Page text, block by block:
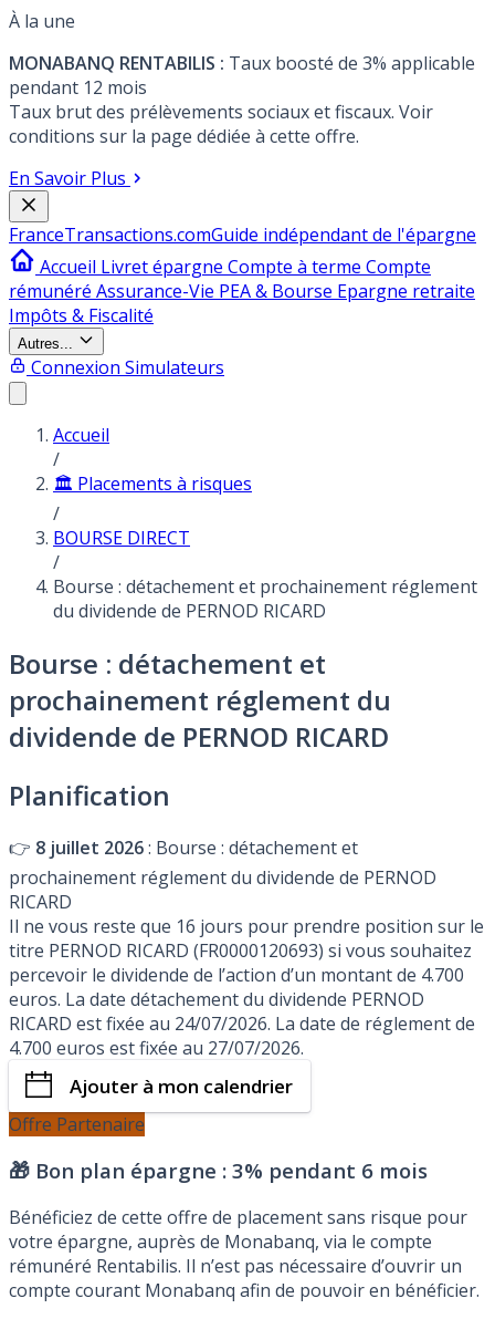
À la une
MONABANQ RENTABILIS : Taux boosté de 3% applicable
pendant 12 mois
Taux brut des prélèvements sociaux et fiscaux. Voir
conditions sur la page dédiée à cette offre.
En Savoir Plus
FranceTransactions.comGuide indépendant de l'épargne
Accueil Livret épargne Compte à terme Compte
rémunéré Assurance-Vie PEA & Bourse Epargne retraite
Impôts & Fiscalité
Autres...
Connexion Simulateurs
Accueil
/
🏛️ Placements à risques
/
BOURSE DIRECT
/
Bourse : détachement et prochainement réglement
du dividende de PERNOD RICARD
Bourse : détachement et
prochainement réglement du
dividende de PERNOD RICARD
Planification
👉 8 juillet 2026: Bourse : détachement et
prochainement réglement du dividende de PERNOD
RICARD
Il ne vous reste que 16 jours pour prendre position sur le
titre PERNOD RICARD (FR0000120693) si vous souhaitez
percevoir le dividende de l’action d’un montant de 4.700
euros. La date détachement du dividende PERNOD
RICARD est fixée au 24/07/2026. La date de réglement de
4.700 euros est fixée au 27/07/2026.
Ajouter à mon calendrier
Offre Partenaire
🎁 Bon plan épargne : 3% pendant 6 mois
Bénéficiez de cette offre de placement sans risque pour
votre épargne, auprès de Monabanq, via le compte
rémunéré Rentabilis. Il n’est pas nécessaire d’ouvrir un
compte courant Monabanq afin de pouvoir en bénéficier.